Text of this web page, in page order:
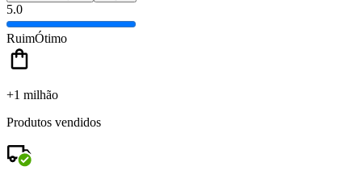
5.0
RuimÓtimo
+1 milhão
Produtos vendidos